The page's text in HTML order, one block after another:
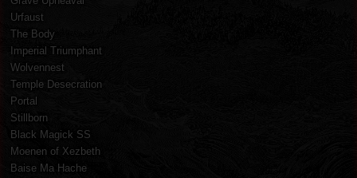
Urfaust
The Body
Imperial Triumphant
Wolvennest
Temple Desecration
Portal
Stillborn
Black Magick SS
Moenen of Xezbeth
Baise Ma Hache